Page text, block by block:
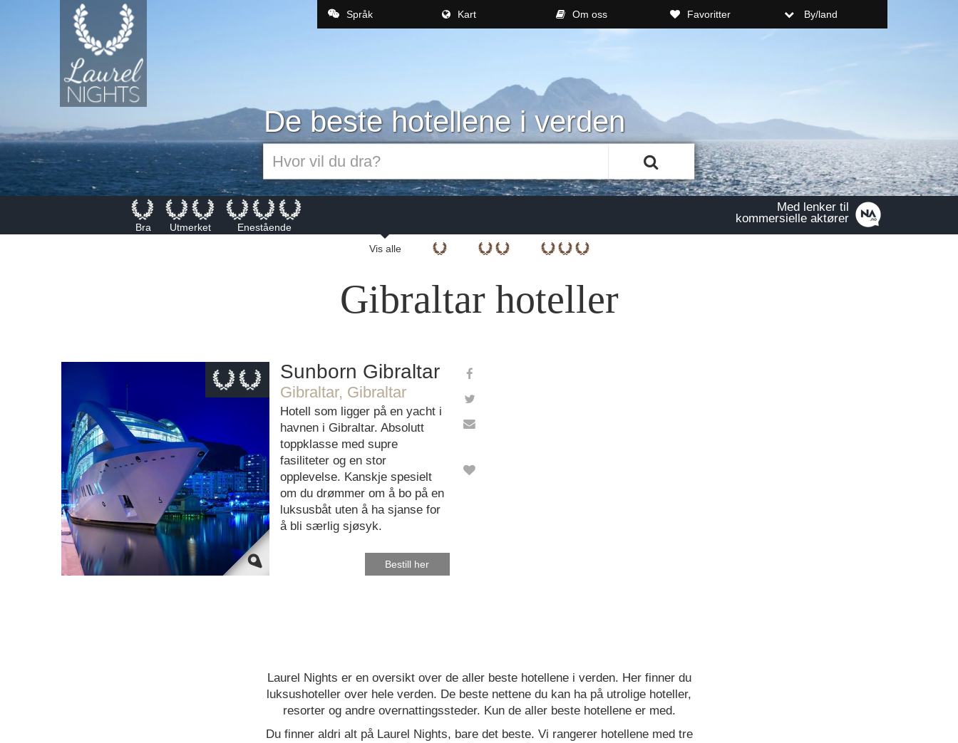
By/land
Favoritter
Om oss
Kart
Språk
De beste hotellene i verden
Bra Utmerket Enestående
Med lenker til
kommersielle aktører
Vis alle
Gibraltar hoteller
This page can't load Google Maps
Do you own this website?
OK
Sunborn Gibraltar
Gibraltar, Gibraltar
Hotell som ligger på en yacht i
havnen i Gibraltar. Absolutt
toppklasse med supre
fasiliteter og en stor
opplevelse. Kanskje spesielt
om du drømmer om å bo på en
luksusbåt uten å ha sjanse for
å bli særlig sjøsyk.
Bestill her
Laurel Nights er en oversikt over de aller beste hotellene i verden. Her finner du
luksushoteller over hele verden. De beste nettene du kan ha på utrolige hoteller,
resorter og andre overnattingssteder. Kun de aller beste hotellene er med.
Du finner aldri alt på Laurel Nights, bare det beste. Vi rangerer hotellene med tre